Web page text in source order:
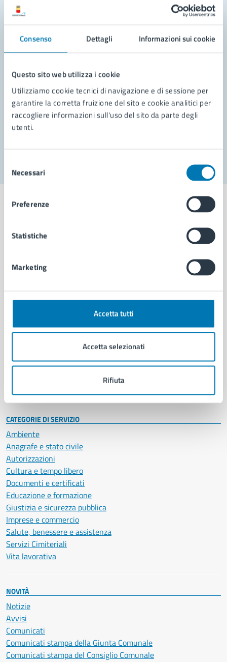
Consenso Dettagli Informazioni sui cookie
Questo sito web utilizza i cookie
Utilizziamo cookie tecnici di navigazione e di sessione per
garantire la corretta fruizione del sito e cookie analitici per
raccogliere informazioni sull'uso del sito da parte degli
utenti.
delNecessari
Preferenze
Statistiche
Marketing
Accetta tutti
Accetta selezionati
Rifiuta
Leggi le domande frequenti
Richiedi assistenza
Prenota appuntamento
Problemi in città
Comune di Napoli
AMMINISTRAZIONE
Organi di governo
Enti e fondazioni
Personale amministrativo
Intranet, posta aziendale e protocollo
CATEGORIE DI SERVIZIO
Ambiente
Anagrafe e stato civile
Autorizzazioni
Cultura e tempo libero
Documenti e certificati
Educazione e formazione
Giustizia e sicurezza pubblica
Imprese e commercio
Salute, benessere e assistenza
Servizi Cimiteriali
Vita lavorativa
NOVITÀ
Notizie
Avvisi
Comunicati
Comunicati stampa della Giunta Comunale
Comunicati stampa del Consiglio Comunale